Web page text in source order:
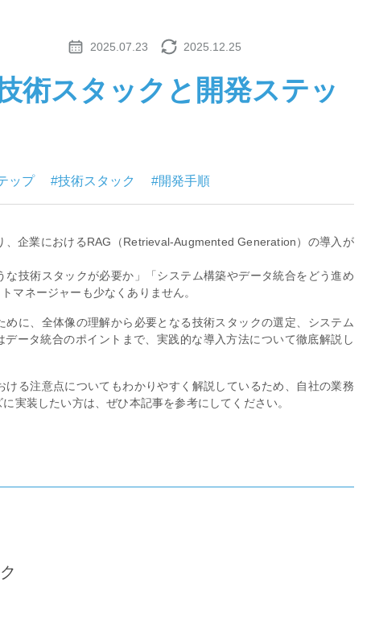
2025.07.23 2025.12.25
術スタックと開発ステッ
ップ #技術スタック #開発手順
企業におけるRAG（Retrieval-Augmented Generation）の導入が
な技術スタックが必要か」「システム構築やデータ統合をどう進め
マネージャーも少なくありません。
に、全体像の理解から必要となる技術スタックの選定、システム
ータ統合のポイントまで、実践的な導入方法について徹底解説し
る注意点についてもわかりやすく解説しているため、自社の業務
実装したい方は、ぜひ本記事を参考にしてください。